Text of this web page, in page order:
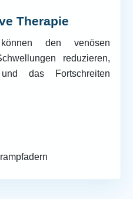
Therapie
können den venösen
reduzieren,
das Fortschreiten